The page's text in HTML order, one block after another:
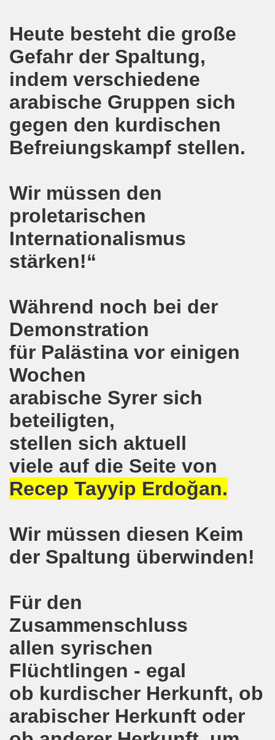
Heute besteht die große
Gefahr der Spaltung,
indem verschiedene
arabische Gruppen sich
gegen den kurdischen
Befreiungskampf stellen.
Wir müssen den
proletarischen
Internationalismus
stärken!“
Während noch bei der
Demonstration
für Palästina vor einigen
Wochen
arabische Syrer sich
beteiligten,
stellen sich aktuell
viele auf die Seite von
Recep Tayyip Erdoğan.
Wir müssen diesen Keim
der Spaltung überwinden!
Für den
Zusammenschluss
allen syrischen
Flüchtlingen - egal
ob kurdischer Herkunft, ob
arabischer Herkunft oder
Gelsenkirchen am 28.05.2018
Gelsenkirchener Montagsdemo-Bewegung am
Bewegung am 07.05.2018 bestärkt Widerstand gegen
am 16.04.2018 und am 23.04.2018 mit
Bewegung im Zeichen des antifaschistischen Protestes
gegen die Aufmärsche der Partei "Die Rechte" stehen
Gelsenkirchen beim Delegierten-Treffen der
sind gezwungen, die Tafel in Anspruch zu nehmen!
bei uns in Gelsenkirchen. Auftakt der weltweiten
mit heißen Brennpunkten
zur Demonstration "Efrin wird leben" 20.03.2018,
protestiert und demonstriert am 05.03.2018
Bewegung begrüßt am 05.03.2018 die neue Regierung
Bewegung solidarisch am 19.02.2018 im Kampf gegen
Bewegung diskutiert am 19.02.2018 über heißes Eisen
Bewegung in Gelsenkirchen am 05.02.2018 wächst auf
die türkische Invasion in Afrin - kämpferisch,
ruft auf zur ruhrgebietsweiten Demonstration
Bewegung ruft auf zum Protest gegen die Angriffe der
mit gutem Start ins Jahr 2018
Bewegung am 18.12.2017 bestärkt die klare Position:
Zeichen der Solidarität der Völker!
ruft zu Protesten und zu Demonstrationen gegen